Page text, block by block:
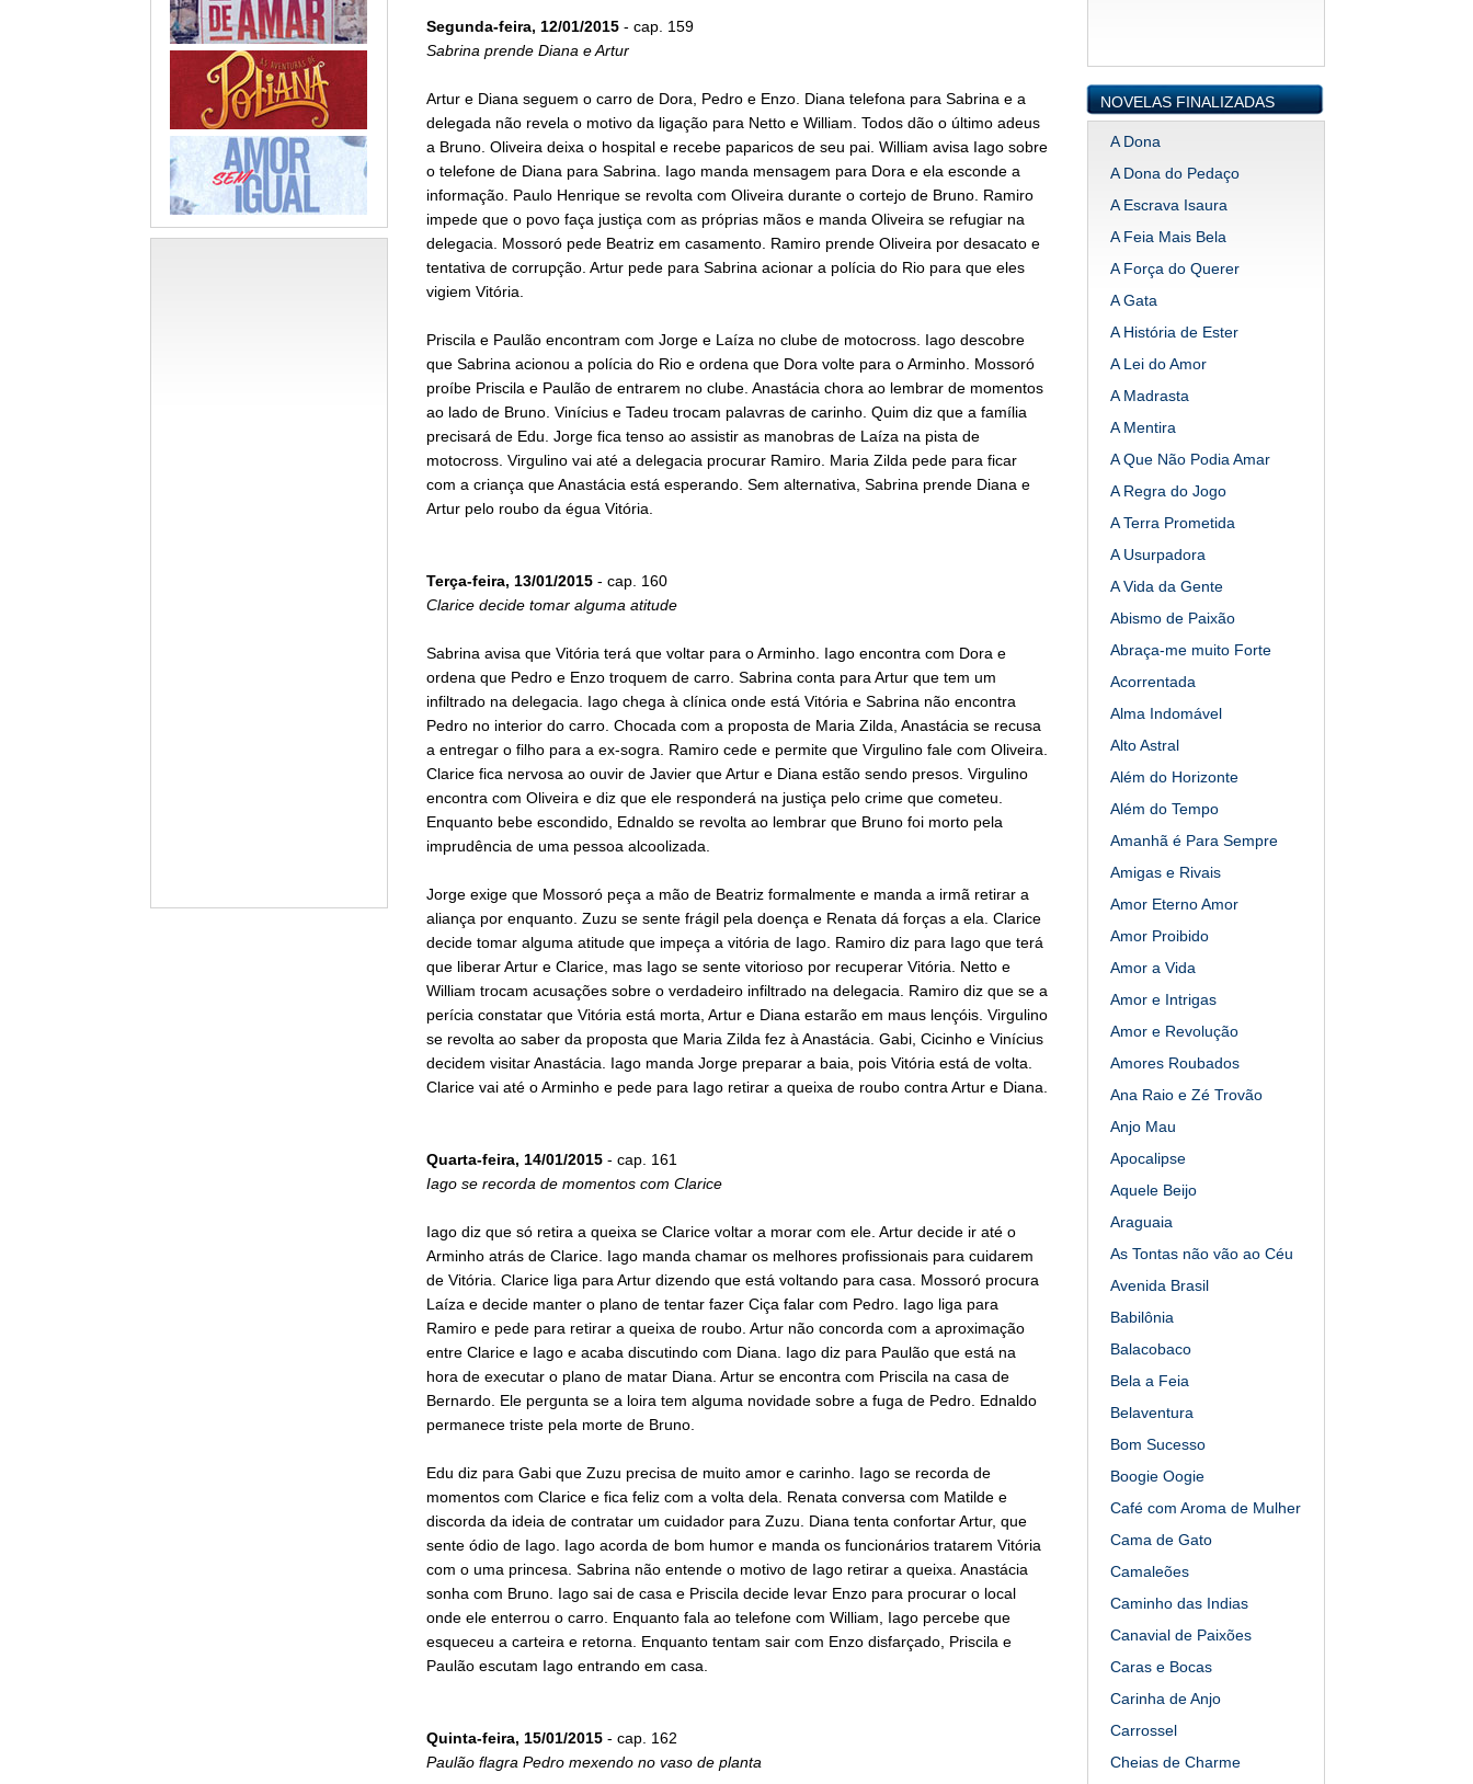
Segunda-feira, 12/01/2015- cap. 159
Sabrina prende Diana e Artur
Artur e Diana seguem o carro de Dora, Pedro e Enzo. Diana telefona para Sabrina e a
delegada não revela o motivo da ligação para Netto e William. Todos dão o último adeus
a Bruno. Oliveira deixa o hospital e recebe paparicos de seu pai. William avisa Iago sobre
o telefone de Diana para Sabrina. Iago manda mensagem para Dora e ela esconde a
informação. Paulo Henrique se revolta com Oliveira durante o cortejo de Bruno. Ramiro
impede que o povo faça justiça com as próprias mãos e manda Oliveira se refugiar na
delegacia. Mossoró pede Beatriz em casamento. Ramiro prende Oliveira por desacato e
tentativa de corrupção. Artur pede para Sabrina acionar a polícia do Rio para que eles
vigiem Vitória.
Priscila e Paulão encontram com Jorge e Laíza no clube de motocross. Iago descobre
que Sabrina acionou a polícia do Rio e ordena que Dora volte para o Arminho. Mossoró
proíbe Priscila e Paulão de entrarem no clube. Anastácia chora ao lembrar de momentos
ao lado de Bruno. Vinícius e Tadeu trocam palavras de carinho. Quim diz que a família
precisará de Edu. Jorge fica tenso ao assistir as manobras de Laíza na pista de
motocross. Virgulino vai até a delegacia procurar Ramiro. Maria Zilda pede para ficar
com a criança que Anastácia está esperando. Sem alternativa, Sabrina prende Diana e
Artur pelo roubo da égua Vitória.
Terça-feira, 13/01/2015- cap. 160
Clarice decide tomar alguma atitude
Sabrina avisa que Vitória terá que voltar para o Arminho. Iago encontra com Dora e
ordena que Pedro e Enzo troquem de carro. Sabrina conta para Artur que tem um
infiltrado na delegacia. Iago chega à clínica onde está Vitória e Sabrina não encontra
Pedro no interior do carro. Chocada com a proposta de Maria Zilda, Anastácia se recusa
a entregar o filho para a ex-sogra. Ramiro cede e permite que Virgulino fale com Oliveira.
Clarice fica nervosa ao ouvir de Javier que Artur e Diana estão sendo presos. Virgulino
encontra com Oliveira e diz que ele responderá na justiça pelo crime que cometeu.
Enquanto bebe escondido, Ednaldo se revolta ao lembrar que Bruno foi morto pela
imprudência de uma pessoa alcoolizada.
Jorge exige que Mossoró peça a mão de Beatriz formalmente e manda a irmã retirar a
aliança por enquanto. Zuzu se sente frágil pela doença e Renata dá forças a ela. Clarice
decide tomar alguma atitude que impeça a vitória de Iago. Ramiro diz para Iago que terá
que liberar Artur e Clarice, mas Iago se sente vitorioso por recuperar Vitória. Netto e
William trocam acusações sobre o verdadeiro infiltrado na delegacia. Ramiro diz que se a
perícia constatar que Vitória está morta, Artur e Diana estarão em maus lençóis. Virgulino
se revolta ao saber da proposta que Maria Zilda fez à Anastácia. Gabi, Cicinho e Vinícius
decidem visitar Anastácia. Iago manda Jorge preparar a baia, pois Vitória está de volta.
Clarice vai até o Arminho e pede para Iago retirar a queixa de roubo contra Artur e Diana.
Quarta-feira, 14/01/2015- cap. 161
Iago se recorda de momentos com Clarice
Iago diz que só retira a queixa se Clarice voltar a morar com ele. Artur decide ir até o
Arminho atrás de Clarice. Iago manda chamar os melhores profissionais para cuidarem
de Vitória. Clarice liga para Artur dizendo que está voltando para casa. Mossoró procura
Laíza e decide manter o plano de tentar fazer Ciça falar com Pedro. Iago liga para
Ramiro e pede para retirar a queixa de roubo. Artur não concorda com a aproximação
entre Clarice e Iago e acaba discutindo com Diana. Iago diz para Paulão que está na
hora de executar o plano de matar Diana. Artur se encontra com Priscila na casa de
Bernardo. Ele pergunta se a loira tem alguma novidade sobre a fuga de Pedro. Ednaldo
permanece triste pela morte de Bruno.
Edu diz para Gabi que Zuzu precisa de muito amor e carinho. Iago se recorda de
momentos com Clarice e fica feliz com a volta dela. Renata conversa com Matilde e
discorda da ideia de contratar um cuidador para Zuzu. Diana tenta confortar Artur, que
sente ódio de Iago. Iago acorda de bom humor e manda os funcionários tratarem Vitória
com o uma princesa. Sabrina não entende o motivo de Iago retirar a queixa. Anastácia
sonha com Bruno. Iago sai de casa e Priscila decide levar Enzo para procurar o local
onde ele enterrou o carro. Enquanto fala ao telefone com William, Iago percebe que
esqueceu a carteira e retorna. Enquanto tentam sair com Enzo disfarçado, Priscila e
Paulão escutam Iago entrando em casa.
Quinta-feira, 15/01/2015- cap. 162
Paulão flagra Pedro mexendo no vaso de planta
NOVELAS FINALIZADAS
A Dona
A Dona do Pedaço
A Escrava Isaura
A Feia Mais Bela
A Força do Querer
A Gata
A História de Ester
A Lei do Amor
A Madrasta
A Mentira
A Que Não Podia Amar
A Regra do Jogo
A Terra Prometida
A Usurpadora
A Vida da Gente
Abismo de Paixão
Abraça-me muito Forte
Acorrentada
Alma Indomável
Alto Astral
Além do Horizonte
Além do Tempo
Amanhã é Para Sempre
Amigas e Rivais
Amor Eterno Amor
Amor Proibido
Amor a Vida
Amor e Intrigas
Amor e Revolução
Amores Roubados
Ana Raio e Zé Trovão
Anjo Mau
Apocalipse
Aquele Beijo
Araguaia
As Tontas não vão ao Céu
Avenida Brasil
Babilônia
Balacobaco
Bela a Feia
Belaventura
Bom Sucesso
Boogie Oogie
Café com Aroma de Mulher
Cama de Gato
Camaleões
Caminho das Indias
Canavial de Paixões
Caras e Bocas
Carinha de Anjo
Carrossel
Cheias de Charme